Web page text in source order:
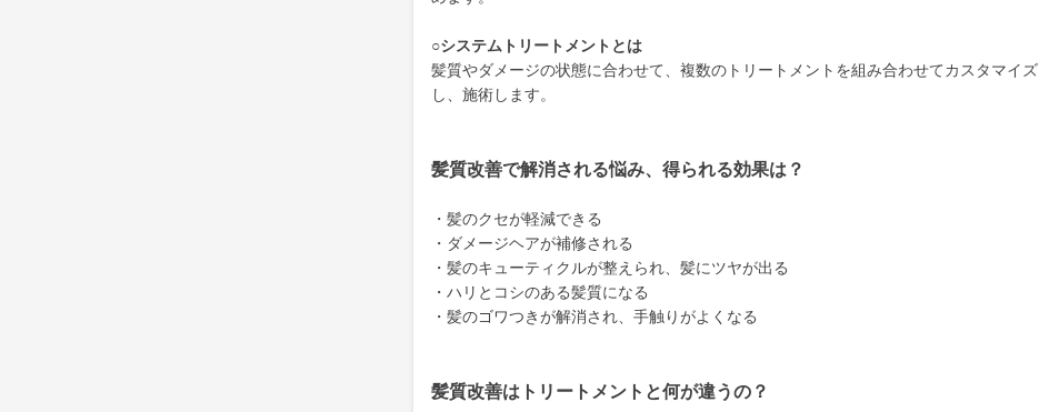
○システムトリートメントとは
髪質やダメージの状態に合わせて、複数のトリートメントを組み合わせてカスタマイズ
し、施術します。
髪質改善で解消される悩み、得られる効果は？
・髪のクセが軽減できる
・ダメージヘアが補修される
・髪のキューティクルが整えられ、髪にツヤが出る
・ハリとコシのある髪質になる
・髪のゴワつきが解消され、手触りがよくなる
髪質改善はトリートメントと何が違うの？